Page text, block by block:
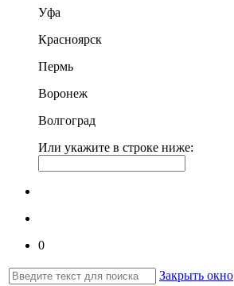
Уфа
Красноярск
Пермь
Воронеж
Волгоград
Или укажите в строке ниже:
0
Закрыть окно